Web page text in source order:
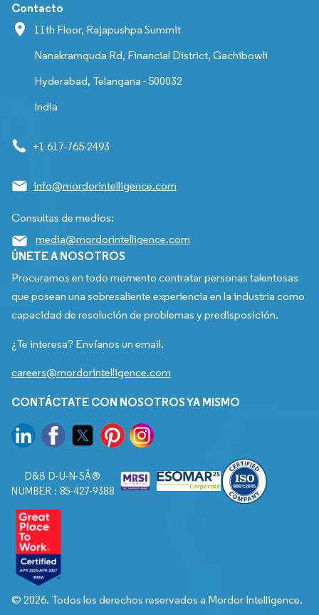
Contacto
11th Floor, Rajapushpa Summit
Nanakramguda Rd, Financial District, Gachibowli
Hyderabad, Telangana - 500032
India
+1 617-765-2493
info@mordorintelligence.com
Consultas de medios:
media@mordorintelligence.com
ÚNETE A NOSOTROS
Procuramos en todo momento contratar personas talentosas
que posean una sobresaliente experiencia en la industria como
capacidad de resolución de problemas y predisposición.
¿Te interesa? Envíanos un email.
careers@mordorintelligence.com
CONTÁCTATE CON NOSOTROS YA MISMO
D&B D-U-N-SÂ®
NUMBER : 85-427-9388
© 2026. Todos los derechos reservados a Mordor Intelligence.